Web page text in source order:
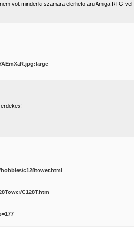
volt mindenki szamara elerheto aru Amiga RTG-
c128tower.html
C128T.htm